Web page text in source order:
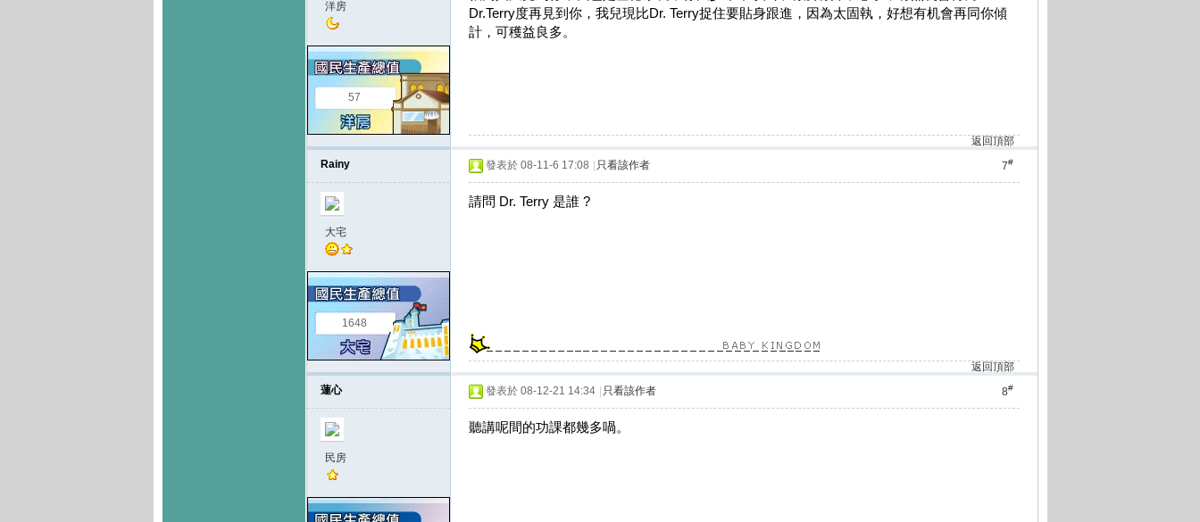
洋房
57
Dr.Terry度再見到你，我兒現比Dr. Terry捉住要貼身跟進，因為太固執，好想有机會再同你傾
計，可穫益良多。
返回頂部
Rainy
大宅
1648
7#
發表於 08-11-6 17:08 只看該作者
請問 Dr. Terry 是誰 ?
返回頂部
蓮心
民房
8#
發表於 08-12-21 14:34 只看該作者
聽講呢間的功課都幾多喎。